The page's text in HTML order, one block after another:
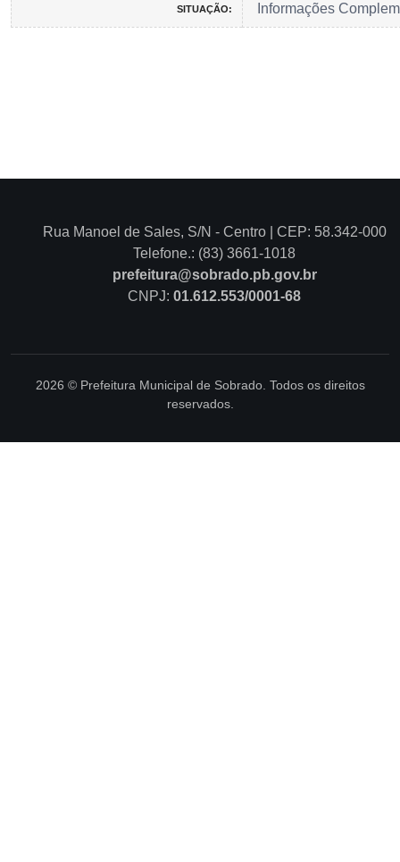
SITUAÇÃO: Informações
Rua Manoel de Sales, S/N - Centro | CEP: 58.342-000
Telefone.: (83) 3661-1018
prefeitura@sobrado.pb.gov.br
CNPJ: 01.612.553/0001-68
2026 © Prefeitura Municipal de Sobrado. Todos os direitos
reservados.